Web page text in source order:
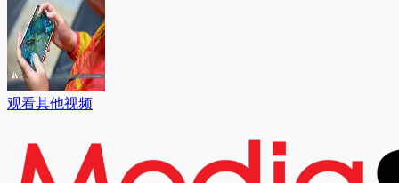
观看其他视频